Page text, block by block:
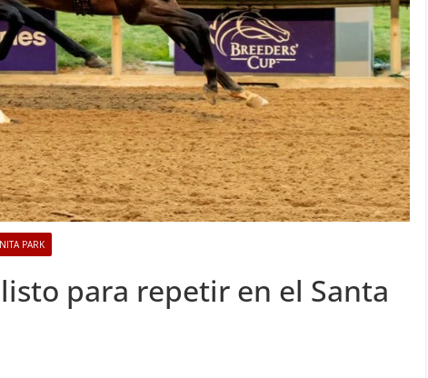
PARK
listo para repetir en el Santa